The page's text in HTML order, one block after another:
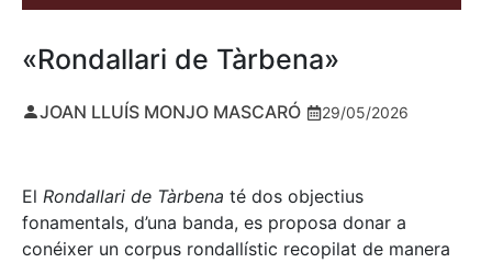
«Rondallari de Tàrbena»
JOAN LLUÍS MONJO MASCARÓ 29/05/2026
El Rondallari de Tàrbena té dos objectius
fonamentals, d’una banda, es proposa donar a
conéixer un corpus rondallístic recopilat de manera